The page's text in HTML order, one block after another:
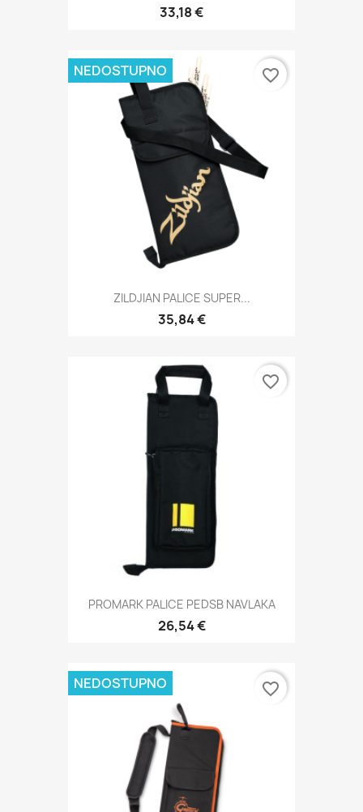
33,18 €
ZILDJIAN PALICE SUPER...
35,84 €
NEDOSTUPNO favorite_border
PROMARK PALICE PEDSB NAVLAKA
26,54 €
favorite_border
NEDOSTUPNO favorite_border